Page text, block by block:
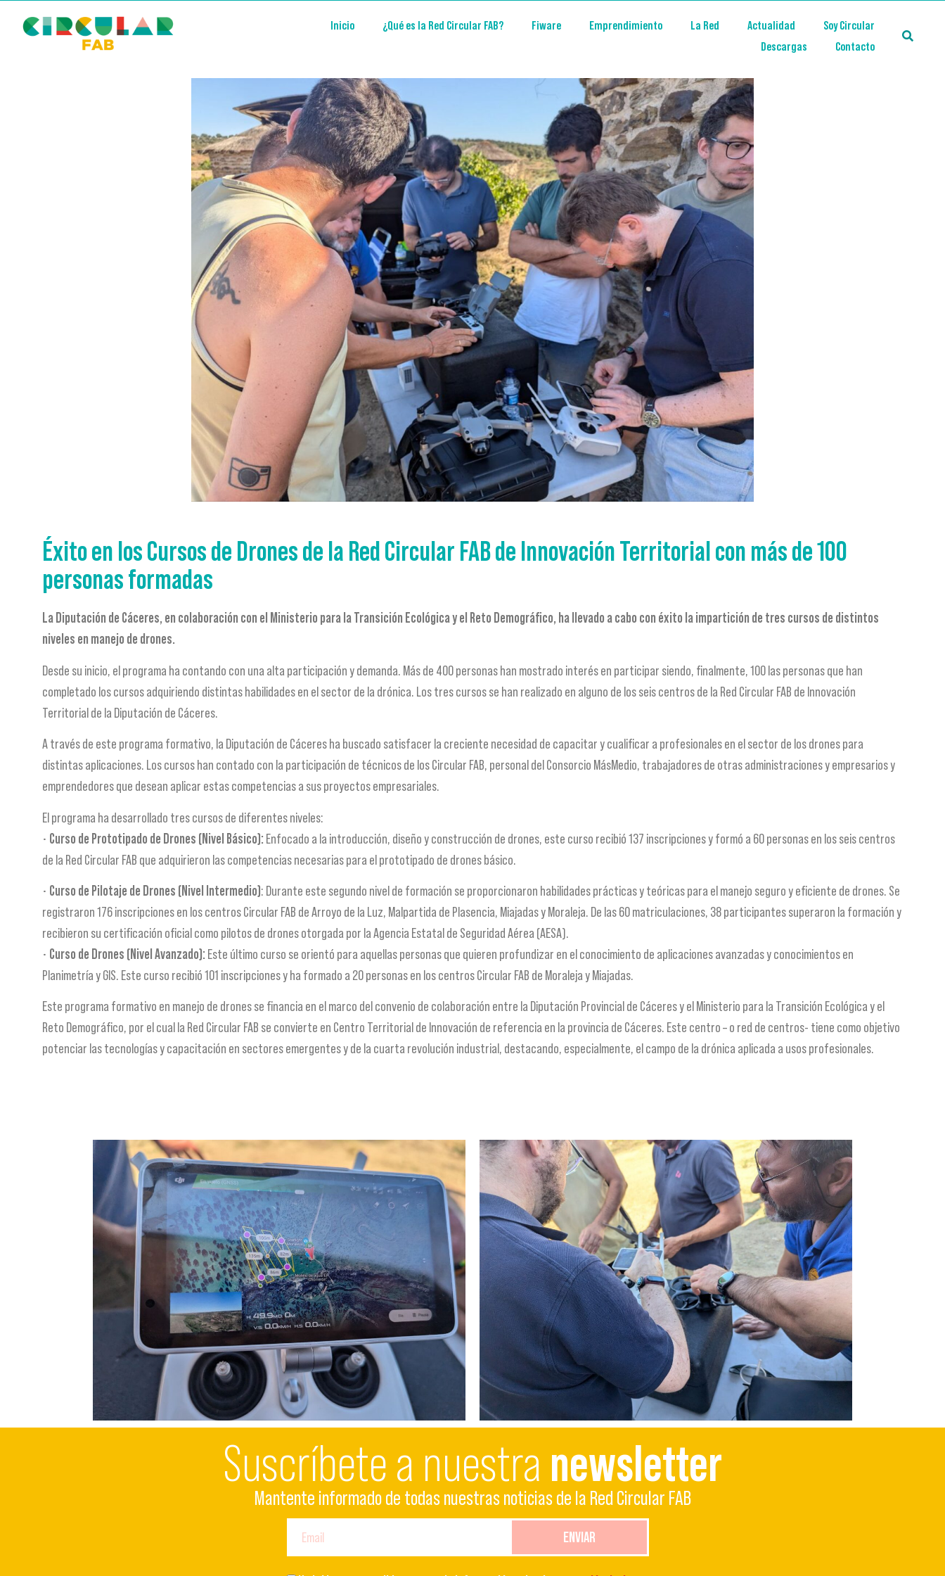
Inicio ¿Qué es la Red Circular FAB? Fiware Emprendimiento La Red Actualidad
Soy Circular
Descargas
Contacto
Éxito en los Cursos de Drones de la Red Circular FAB de Innovación Territorial con más de 100
personas formadas
La Diputación de Cáceres, en colaboración con el Ministerio para la Transición Ecológica y el Reto Demográfico, ha llevado a cabo con éxito la impartición de tres cursos de distintos
niveles en manejo de drones.
Desde su inicio, el programa ha contando con una alta participación y demanda. Más de 400 personas han mostrado interés en participar siendo, finalmente, 100 las personas que han
completado los cursos adquiriendo distintas habilidades en el sector de la drónica. Los tres cursos se han realizado en alguno de los seis centros de la Red Circular FAB de Innovación
Territorial de la Diputación de Cáceres.
A través de este programa formativo, la Diputación de Cáceres ha buscado satisfacer la creciente necesidad de capacitar y cualificar a profesionales en el sector de los drones para
distintas aplicaciones. Los cursos han contado con la participación de técnicos de los Circular FAB, personal del Consorcio MásMedio, trabajadores de otras administraciones y empresarios y
emprendedores que desean aplicar estas competencias a sus proyectos empresariales.
El programa ha desarrollado tres cursos de diferentes niveles:
• Curso de Prototipado de Drones (Nivel Básico): Enfocado a la introducción, diseño y construcción de drones, este curso recibió 137 inscripciones y formó a 60 personas en los seis centros
de la Red Circular FAB que adquirieron las competencias necesarias para el prototipado de drones básico.
• Curso de Pilotaje de Drones (Nivel Intermedio): Durante este segundo nivel de formación se proporcionaron habilidades prácticas y teóricas para el manejo seguro y eficiente de drones. Se
registraron 176 inscripciones en los centros Circular FAB de Arroyo de la Luz, Malpartida de Plasencia, Miajadas y Moraleja. De las 60 matriculaciones, 38 participantes superaron la formación y
recibieron su certificación oficial como pilotos de drones otorgada por la Agencia Estatal de Seguridad Aérea (AESA).
• Curso de Drones (Nivel Avanzado): Este último curso se orientó para aquellas personas que quieren profundizar en el conocimiento de aplicaciones avanzadas y conocimientos en
Planimetría y GIS. Este curso recibió 101 inscripciones y ha formado a 20 personas en los centros Circular FAB de Moraleja y Miajadas.
Este programa formativo en manejo de drones se financia en el marco del convenio de colaboración entre la Diputación Provincial de Cáceres y el Ministerio para la Transición Ecológica y el
Reto Demográfico, por el cual la Red Circular FAB se convierte en Centro Territorial de Innovación de referencia en la provincia de Cáceres. Este centro – o red de centros- tiene como objetivo
potenciar las tecnologías y capacitación en sectores emergentes y de la cuarta revolución industrial, destacando, especialmente, el campo de la drónica aplicada a usos profesionales.
Suscríbete a nuestra newsletter
Mantente informado de todas nuestras noticias de la Red Circular FAB
ENVIAR